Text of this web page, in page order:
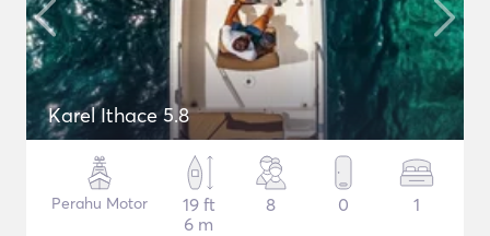
Karel Ithace 5.8
Perahu Motor
19 ft
6 m
8 0 1